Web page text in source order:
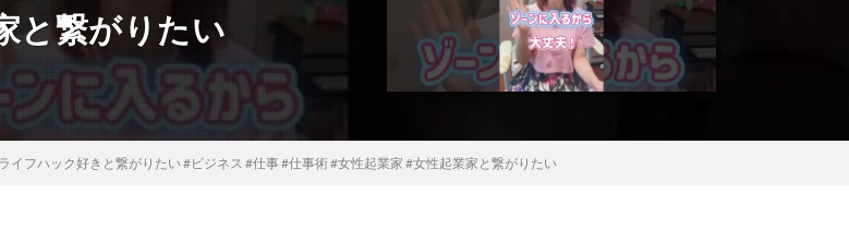
と繋がりたい
フハック好きと繋がりたい #ビジネス #仕事 #仕事術 #女性起業家 #女性起業家と繋がりたい